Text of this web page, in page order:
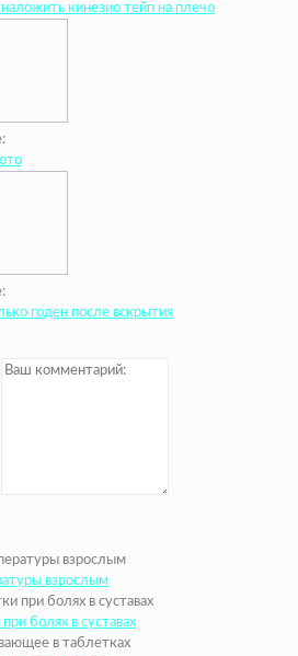
кинезио тейп на плечо
годен после вскрытия
взрослым
болях в суставах